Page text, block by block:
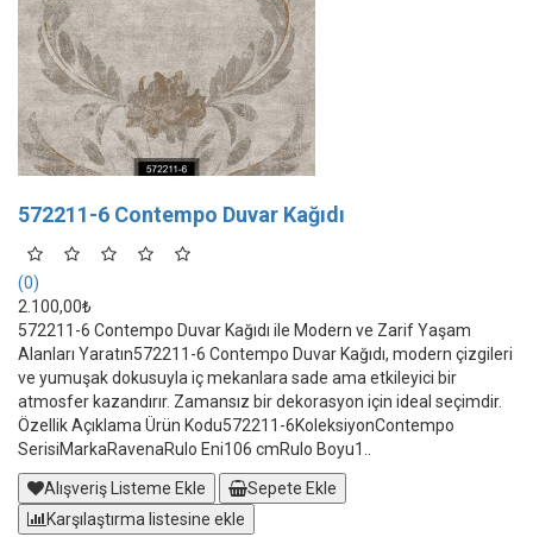
572211-6 Contempo Duvar Kağıdı
(0)
2.100,00₺
572211-6 Contempo Duvar Kağıdı ile Modern ve Zarif Yaşam
Alanları Yaratın572211-6 Contempo Duvar Kağıdı, modern çizgileri
ve yumuşak dokusuyla iç mekanlara sade ama etkileyici bir
atmosfer kazandırır. Zamansız bir dekorasyon için ideal seçimdir.
Özellik Açıklama Ürün Kodu572211-6KoleksiyonContempo
SerisiMarkaRavenaRulo Eni106 cmRulo Boyu1..
Alışveriş Listeme Ekle
Sepete Ekle
Karşılaştırma listesine ekle